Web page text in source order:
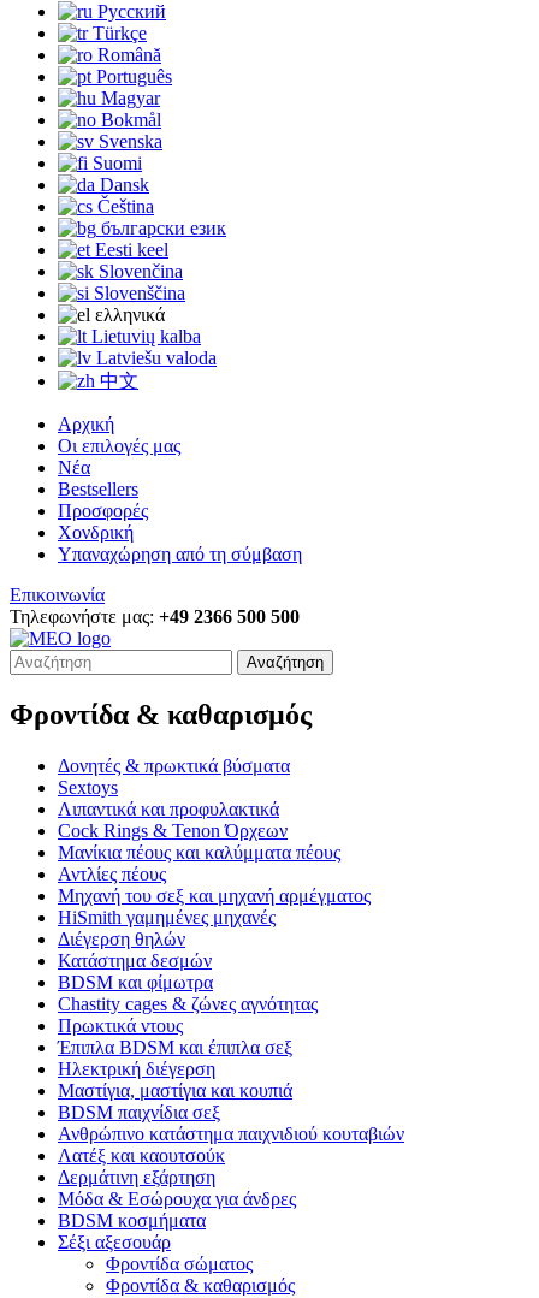
Русский
Türkçe
Română
Português
Magyar
Bokmål
Svenska
Suomi
Dansk
Čeština
български език
Eesti keel
Slovenčina
Slovenščina
ελληνικά
Lietuvių kalba
Latviešu valoda
中文
Αρχική
Οι επιλογές μας
Νέα
Bestsellers
Προσφορές
Χονδρική
Υπαναχώρηση από τη σύμβαση
Επικοινωνία
Τηλεφωνήστε μας: +49 2366 500 500
Αναζήτηση
Φροντίδα & καθαρισμός
Δονητές & πρωκτικά βύσματα
Sextoys
Λιπαντικά και προφυλακτικά
Cock Rings & Tenon Όρχεων
Μανίκια πέους και καλύμματα πέους
Αντλίες πέους
Μηχανή του σεξ και μηχανή αρμέγματος
HiSmith γαμημένες μηχανές
Διέγερση θηλών
Κατάστημα δεσμών
BDSM και φίμωτρα
Chastity cages & ζώνες αγνότητας
Πρωκτικά ντους
Έπιπλα BDSM και έπιπλα σεξ
Ηλεκτρική διέγερση
Μαστίγια, μαστίγια και κουπιά
BDSM παιχνίδια σεξ
Ανθρώπινο κατάστημα παιχνιδιού κουταβιών
Λατέξ και καουτσούκ
Δερμάτινη εξάρτηση
Μόδα & Εσώρουχα για άνδρες
BDSM κοσμήματα
Σέξι αξεσουάρ
Φροντίδα σώματος
Φροντίδα & καθαρισμός